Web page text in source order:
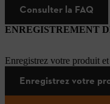
Consulter la FAQ
ENREGISTREMENT
Enregistrez votre produit
Enregistrez votre